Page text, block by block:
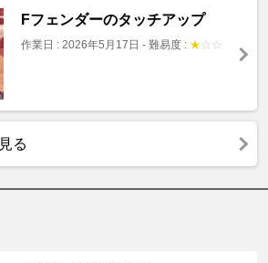
Fフェンダーのタッチアップ
作業日 : 2026年5月17日 - 難易度 : ★ ☆ ☆
る